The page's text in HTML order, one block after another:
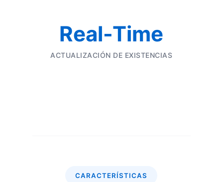
Real-Time
ACTUALIZACIÓN DE EXISTENCIAS
CARACTERÍSTICAS